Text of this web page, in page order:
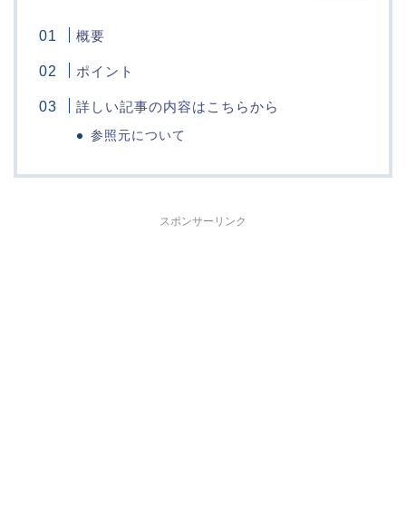
概要
ポイント
詳しい記事の内容はこちらから
参照元について
スポンサーリンク